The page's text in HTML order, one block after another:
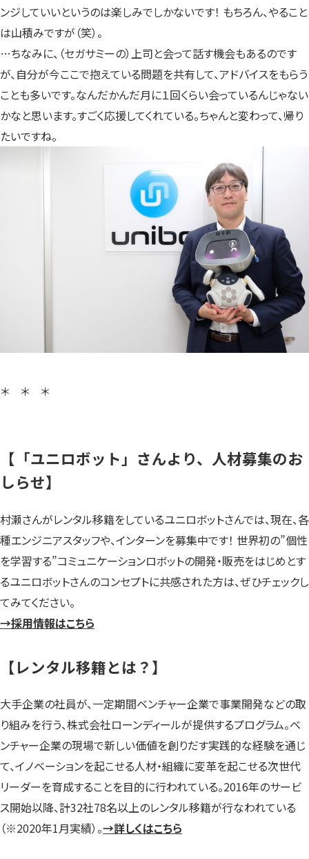
ンジしていいというのは楽しみでしかないです！ もちろん、やること
は山積みですが（笑）。
…ちなみに、（セガサミーの）上司と会って話す機会もあるのです
が、自分が今ここで抱えている問題を共有して、アドバイスをもらう
ことも多いです。なんだかんだ月に１回くらい会っているんじゃない
かなと思います。すごく応援してくれている。ちゃんと変わって、帰り
たいですね。
＊ ＊ ＊
【「ユニロボット」さんより、人材募集のお
しらせ】
村瀬さんがレンタル移籍をしているユニロボットさんでは、現在、各
種エンジニアスタッフや、インターンを募集中です！ 世界初の”個性
を学習する”コミュニケーションロボットの開発・販売をはじめとす
るユニロボットさんのコンセプトに共感された方は、ぜひチェックし
てみてください。
→採用情報はこちら
【レンタル移籍とは？】
大手企業の社員が、一定期間ベンチャー企業で事業開発などの取
り組みを行う、株式会社ローンディールが提供するプログラム。ベ
ンチャー企業の現場で新しい価値を創りだす実践的な経験を通じ
て、イノベーションを起こせる人材・組織に変革を起こせる次世代
リーダーを育成することを目的に行われている。2016年のサービ
ス開始以降、計32社78名以上のレンタル移籍が行なわれている
（※2020年1月実績）。→詳しくはこちら